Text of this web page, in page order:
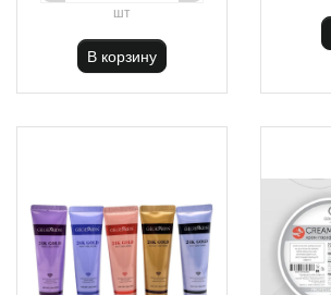
шт
В корзину